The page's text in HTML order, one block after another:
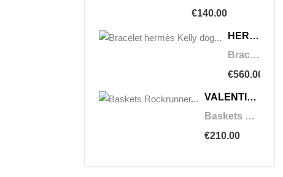
€140.00
HERMÈS
Bracelet hermès Kelly dog taille L
€560.00
VALENTINO
Baskets Rockrunner Camouflage t.38 - Valentino
€210.00